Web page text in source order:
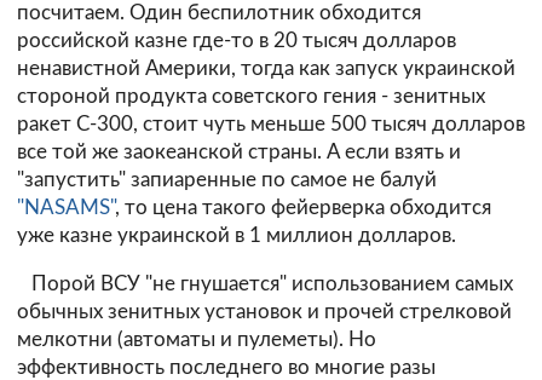
посчитаем. Один беспилотник обходится
российской казне где-то в 20 тысяч долларов
ненавистной Америки, тогда как запуск украинской
стороной продукта советского гения - зенитных
ракет С-300, стоит чуть меньше 500 тысяч долларов
все той же заокеанской страны. А если взять и
"запустить" запиаренные по самое не балуй
"NASAMS", то цена такого фейерверка обходится
уже казне украинской в 1 миллион долларов.
Порой ВСУ "не гнушается" использованием самых
обычных зенитных установок и прочей стрелковой
мелкотни (автоматы и пулеметы). Но
эффективность последнего во многие разы